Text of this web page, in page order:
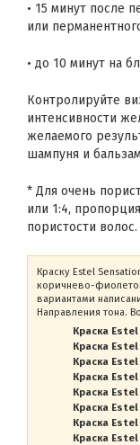
• 15 минут после
или
• до 10 минут на
Контролируйте
интенсивности
желаемого
шампуня и
* Для очень
или 1:4,
пористости
Краску Estel
коричнево-
вариантами
Направления тона.
Краска
Краска
Краска
Краска
Краска
Краска
Краска
Краска